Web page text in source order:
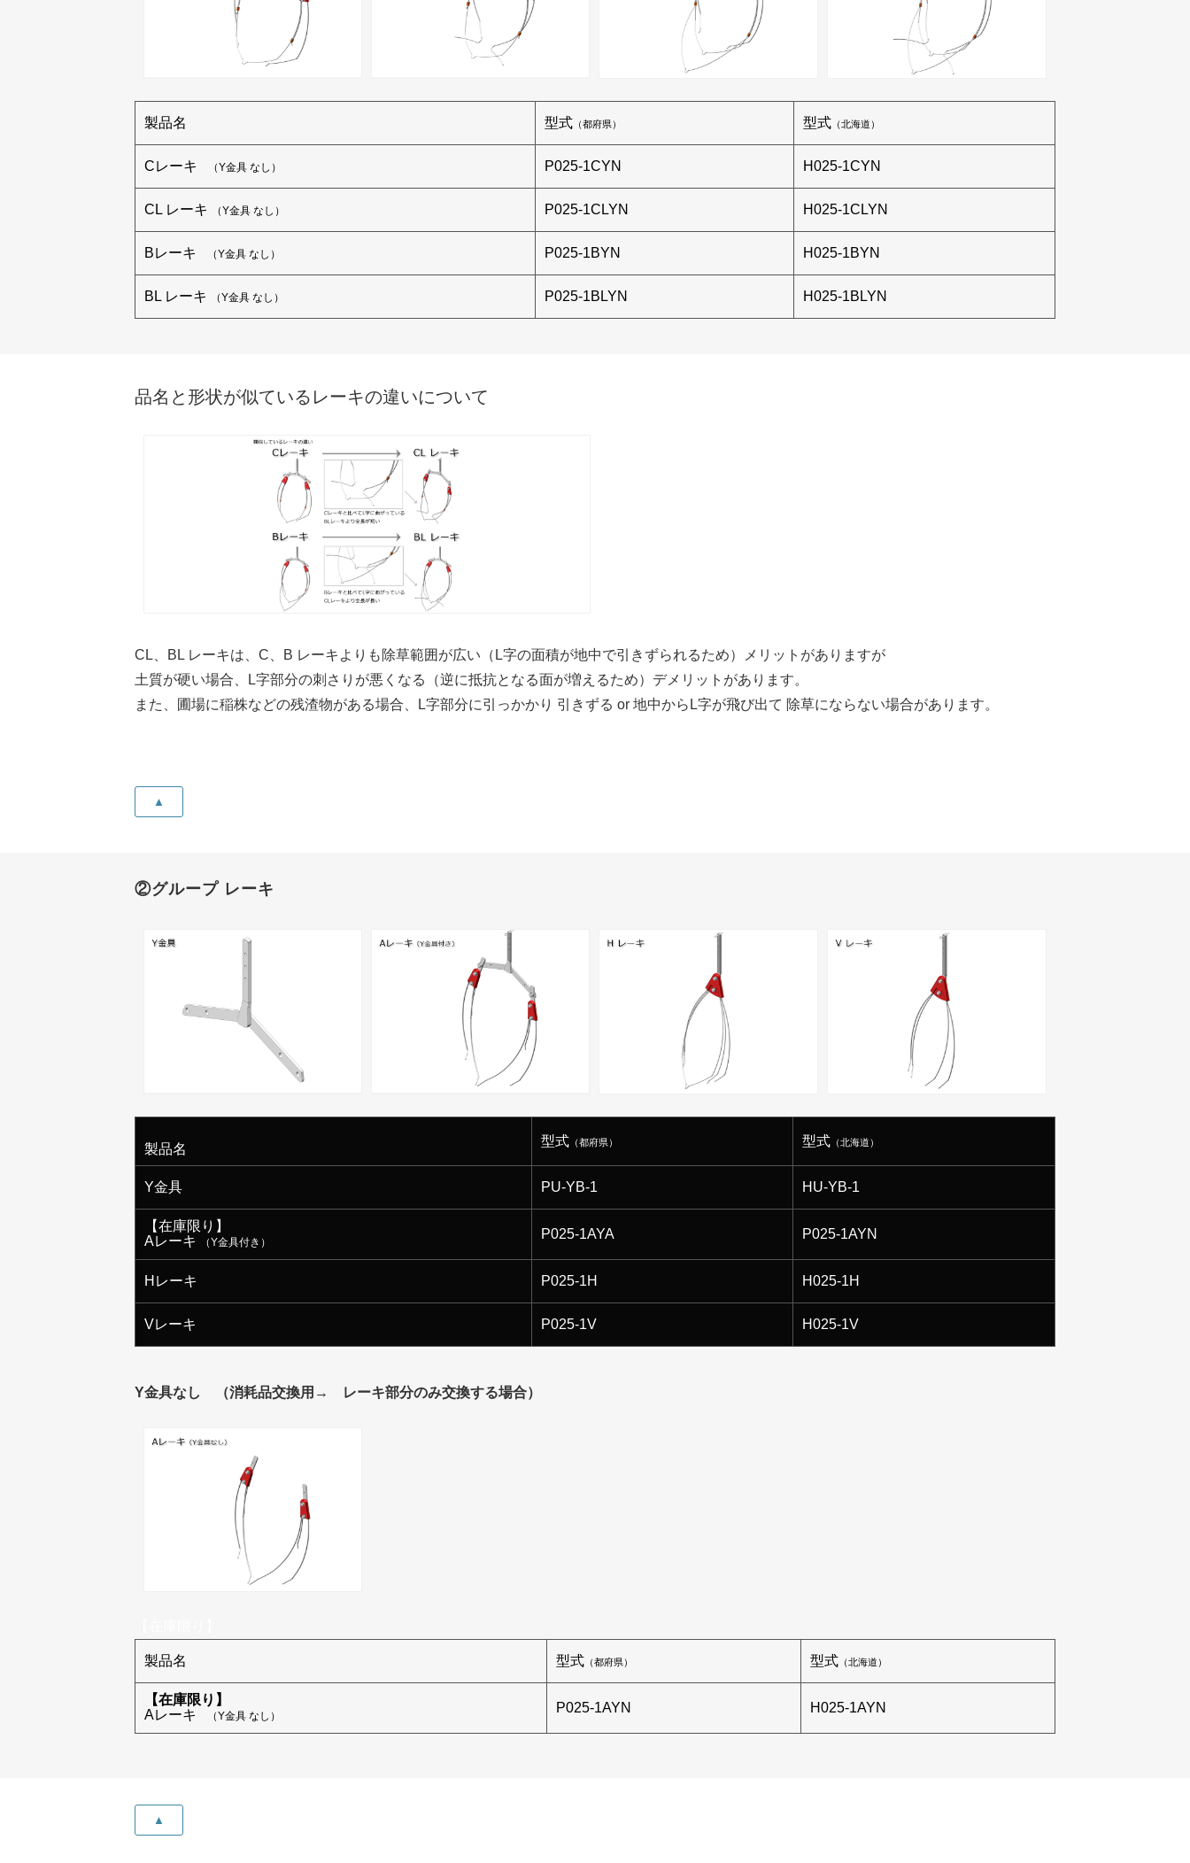
製品名 型式 （都府県） 型式 （北海道）
Cレーキ （Y金具 なし） P025-1CYN H025-1CYN
CL レーキ （Y金具 なし） P025-1CLYN H025-1CLYN
Bレーキ （Y金具 なし） P025-1BYN H025-1BYN
BL レーキ （Y金具 なし） P025-1BLYN H025-1BLYN
品名と形状が似ているレーキの違いについて
CL、BL レーキは、C、B レーキよりも除草範囲が広い（L字の面積が地中で引きずられるため）メリットがありますが
土質が硬い場合、L字部分の刺さりが悪くなる（逆に抵抗となる面が増えるため）デメリットがあります。
また、圃場に稲株などの残渣物がある場合、L字部分に引っかかり 引きずる or 地中からL字が飛び出て 除草にならない場合があります。
▲
②グループ レーキ
製品名
型式 （都府県） 型式 （北海道）
Y金具 PU-YB-1 HU-YB-1
【在庫限り】
Aレーキ
（Y金具付き）
P025-1AYA P025-1AYN
Hレーキ P025-1H H025-1H
Vレーキ P025-1V H025-1V
Y金具なし （消耗品交換用→ レーキ部分のみ交換する場合）
製品名 型式 （都府県） 型式 （北海道）
【在庫限り】
Aレーキ
（Y金具 なし）
P025-1AYN H025-1AYN
▲